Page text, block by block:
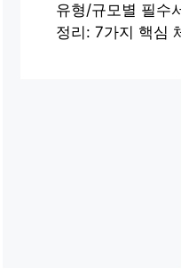
유형/규모별 필수
정리: 7가지 핵심